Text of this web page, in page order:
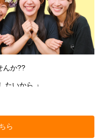
んか??
たいから 』
る。
があふれている。
、
、商品を愛しているか
ら